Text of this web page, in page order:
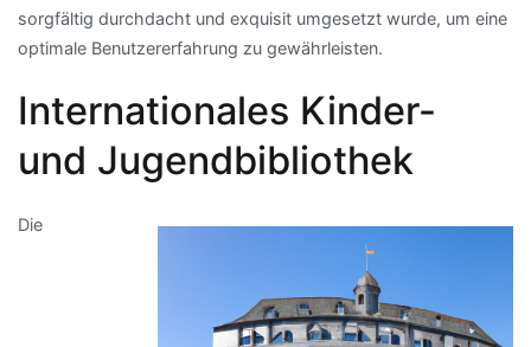
sorgfältig durchdacht und exquisit umgesetzt wurde, um eine
optimale Benutzererfahrung zu gewährleisten.
Internationales Kinder-
und Jugendbibliothek
Die